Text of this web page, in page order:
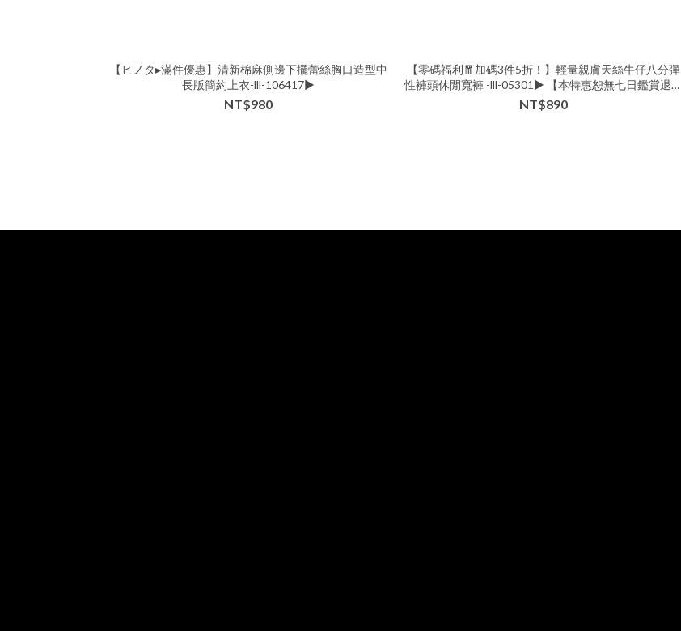
【ヒノタ▸滿件優惠】清新棉麻側邊下擺蕾絲胸口造型中
長版簡約上衣-lll-106417▶
NT$980
【零碼福利🧧加碼3件5折！】輕量親膚天絲牛仔八分彈
性褲頭休閒寬褲 -lll-05301▶ 【本特惠恕無七日鑑賞退換
服務💗】
NT$890